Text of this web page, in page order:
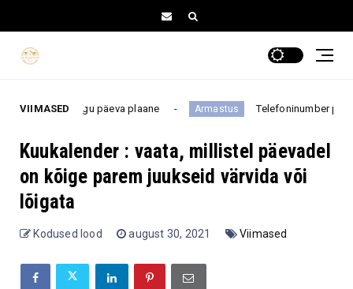
VIIMASED
kogu päeva plaane Armastus Telefoninumber pole feng
Kuukalender : vaata, millistel päevadel
on kõige parem juukseid värvida või
lõigata
Kodused lood august 30, 2021 Viimased